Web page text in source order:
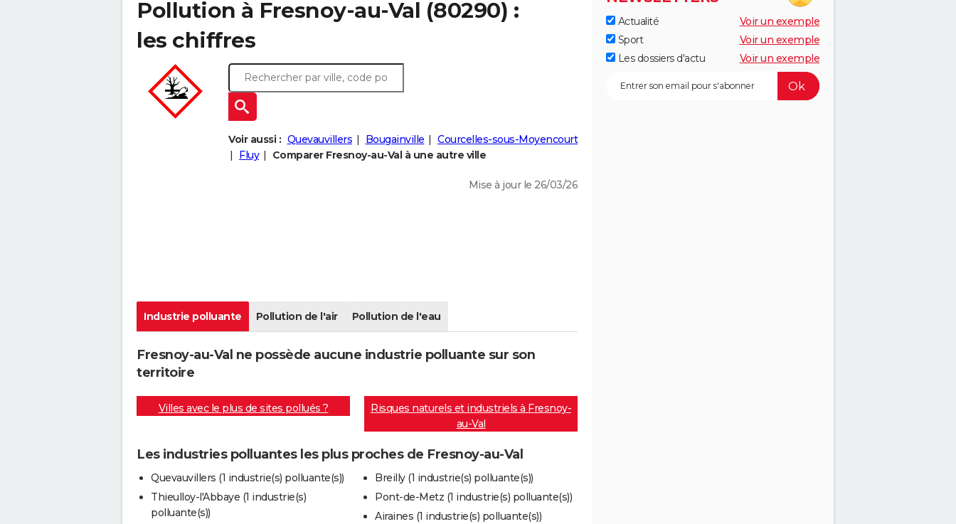
Pollution à Fresnoy-au-Val (80290) :
les chiffres
Voir aussi : Quevauvillers Bougainville
Courcelles-sous-Moyencourt
Fluy
Comparer Fresnoy-au-Val à une autre ville
Mise à jour le 26/03/26
Industrie polluante Pollution de l'air Pollution de l'eau
Fresnoy-au-Val ne possède aucune industrie polluante sur son
territoire
Villes avec le plus de sites pollués ?
Risques naturels et industriels à Fresnoy-
au-Val
Les industries polluantes les plus proches de Fresnoy-au-Val
Quevauvillers (1 industrie(s) polluante(s))
Thieulloy-l'Abbaye (1 industrie(s)
polluante(s))
Breilly (1 industrie(s) polluante(s))
Pont-de-Metz (1 industrie(s) polluante(s))
Airaines (1 industrie(s) polluante(s))
Actualité
Voir un exemple
Sport
Voir un exemple
Les dossiers d'actu
Voir un exemple